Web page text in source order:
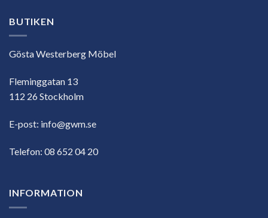
BUTIKEN
Gösta Westerberg Möbel
Fleminggatan 13
112 26 Stockholm
E-post: info@gwm.se
Telefon: 08 652 04 20
INFORMATION